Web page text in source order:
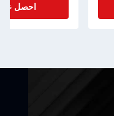
احصل